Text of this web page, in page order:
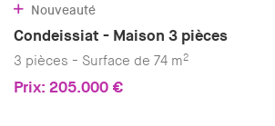
Nouveauté
Condeissiat - Maison 3 pièces
3 pièces - Surface de 74 m2
Prix: 205.000 €